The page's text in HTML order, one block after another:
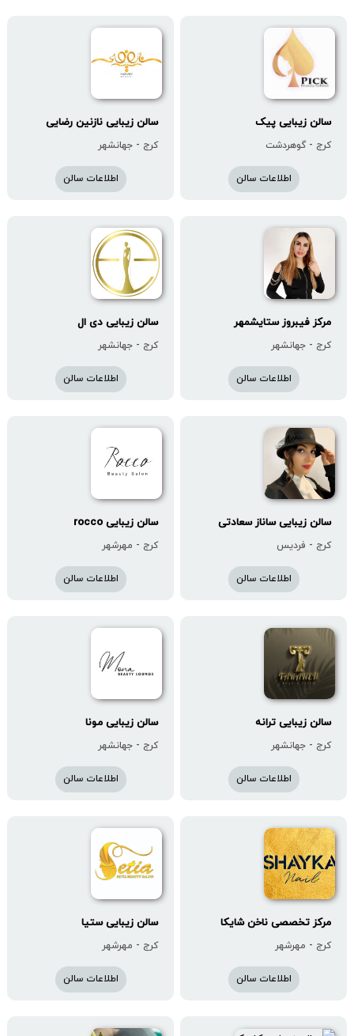
سالن زیبایی پیک
کرج - گوهردشت
اطلاعات سالن
سالن زیبایی نازنین رضایی
کرج - جهانشهر
اطلاعات سالن
مرکز فیبروز ستایشمهر
کرج - جهانشهر
اطلاعات سالن
سالن زیبایی دی ال
کرج - جهانشهر
اطلاعات سالن
سالن زیبایی ساناز سعادتی
کرج - فردیس
اطلاعات سالن
سالن زیبایی rocco
کرج - مهرشهر
اطلاعات سالن
سالن زیبایی ترانه
کرج - جهانشهر
اطلاعات سالن
سالن زیبایی مونا
کرج - جهانشهر
اطلاعات سالن
مرکز تخصصی ناخن شایکا
کرج - مهرشهر
اطلاعات سالن
سالن زیبایی ستیا
کرج - مهرشهر
اطلاعات سالن